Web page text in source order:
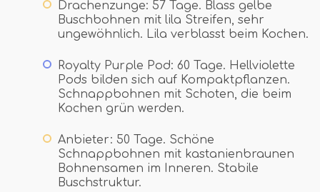
Drachenzunge: 57 Tage. Blass gelbe
Buschbohnen mit lila Streifen, sehr
ungewöhnlich. Lila verblasst beim Kochen.
Royalty Purple Pod: 60 Tage. Hellviolette
Pods bilden sich auf Kompaktpflanzen.
Schnappbohnen mit Schoten, die beim
Kochen grün werden.
Anbieter: 50 Tage. Schöne
Schnappbohnen mit kastanienbraunen
Bohnensamen im Inneren. Stabile
Buschstruktur.